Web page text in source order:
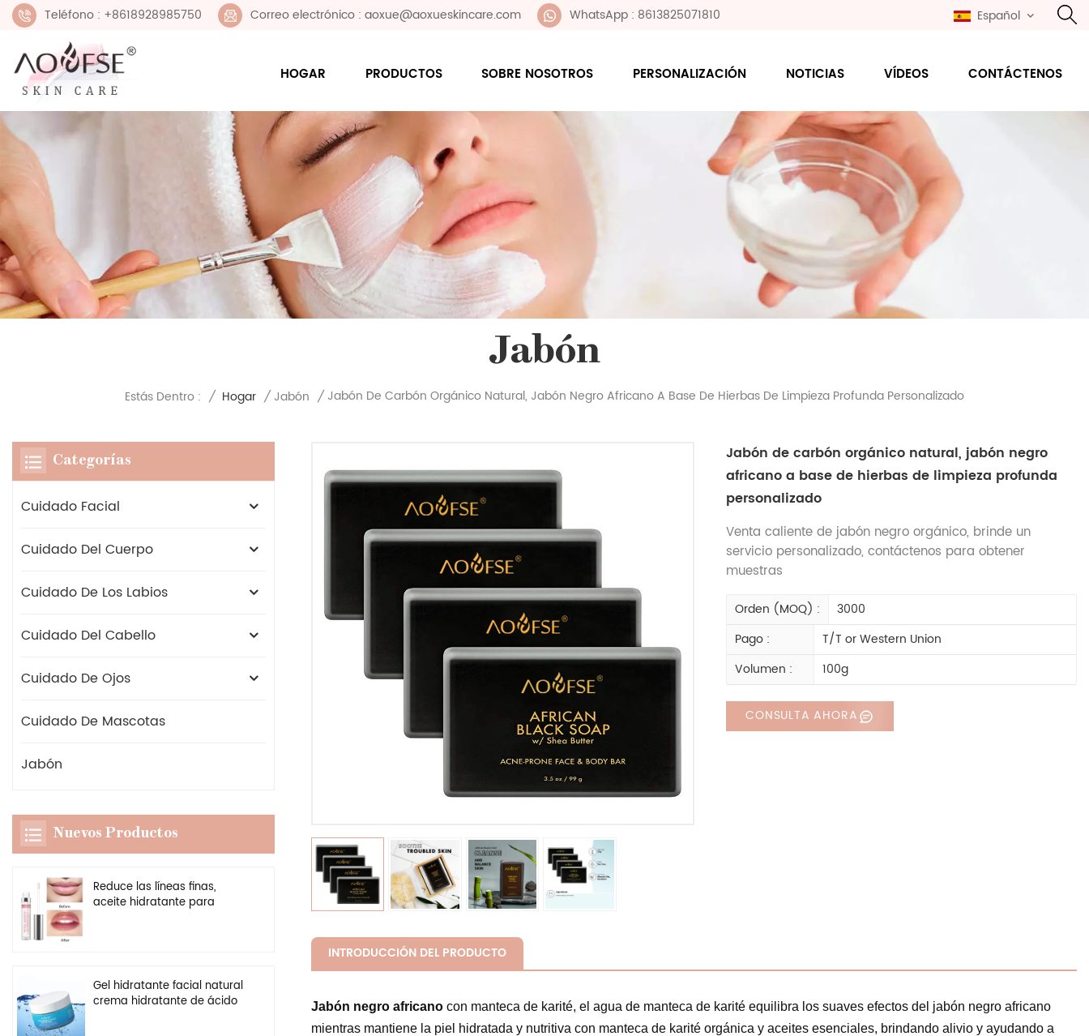
Teléfono : +8618928985750 Correo electrónico : aoxue@aoxueskincare.com WhatsApp : 8613825071810 Español
HOGAR PRODUCTOS SOBRE NOSOTROS PERSONALIZACIÓN NOTICIAS VÍDEOS CONTÁCTENOS
Jabón
Estás Dentro : / Hogar / Jabón / Jabón De Carbón Orgánico Natural, Jabón Negro Africano A Base De Hierbas De Limpieza Profunda Personalizado
Jabón de carbón orgánico natural, jabón negro
africano a base de hierbas de limpieza profunda
personalizado
Venta caliente de jabón negro orgánico, brinde un
servicio personalizado, contáctenos para obtener
muestras
Orden (MOQ) :
3000
Pago :
T/T or Western Union
Volumen :
100g
CONSULTA AHORA
INTRODUCCIÓN DEL PRODUCTO
Jabón negro africanocon manteca de karité, el agua de manteca de karité equilibra los suaves efectos del jabón negro africano
mientras mantiene la piel hidratada y nutritiva con manteca de karité orgánica y aceites esenciales, brindando alivio y ayudando a
Categorías
Cuidado Facial
Cuidado Del Cuerpo
Cuidado De Los Labios
Cuidado Del Cabello
Cuidado De Ojos
Cuidado De Mascotas
Jabón
Nuevos Productos
Reduce las líneas finas,
aceite hidratante para
Gel hidratante facial natural
crema hidratante de ácido